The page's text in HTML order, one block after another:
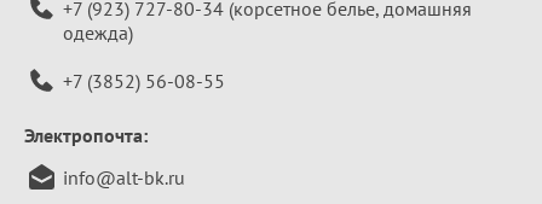
+7 (923) 727-80-34 (корсетное белье, домашняя
одежда)
+7 (3852) 56-08-55
Электропочта:
info@alt-bk.ru